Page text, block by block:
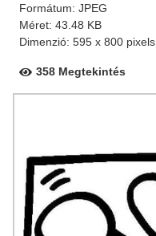
Formátum: JPEG
Méret: 43.48 KB
Dimenzió: 595 x 800 pixels
358 Megtekintés